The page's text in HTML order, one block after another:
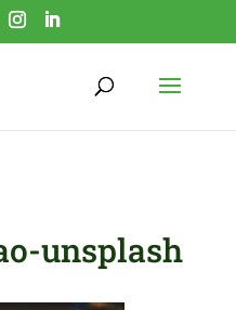
unsplash